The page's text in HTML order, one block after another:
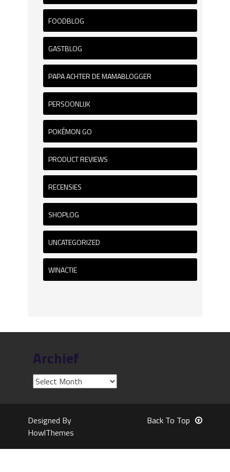
FOODBLOG
GASTBLOG
PAPA ACHTER DE MAMABLOGGER
PERSOONLIJK
POKÉMON GO
PRODUCT REVIEWS
RECENSIES
SHOPLOG
UNCATEGORIZED
WINACTIE
Archief
Designed By
HowlThemes
Back To Top